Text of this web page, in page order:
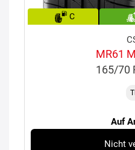
C
MR61
165/70
Auf
Nicht